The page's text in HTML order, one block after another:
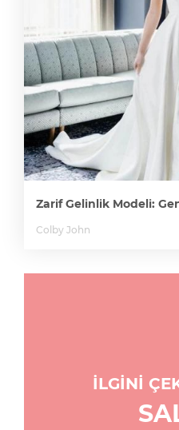
Zarif Gelinlik Modeli:
Colby John
İLGİNİ